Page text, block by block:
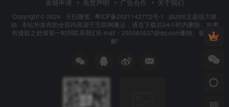
友链申请 免责声明 广告合作 关于我们
Copyright © 2024 · 天行随笔 · 粤ICP备2021142772号-1 · 由zibll主题强力驱
动 · 本站所发布的全部内容源于互联网搬运，请在下载后24小时内删除。如果
有侵权之处请第一时间联系我们E-mail：250060537@qq.com删除。敬请谅
解!